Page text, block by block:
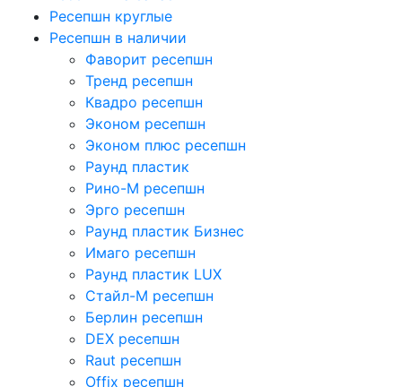
Ресепшн круглые
Ресепшн в наличии
Фаворит ресепшн
Тренд ресепшн
Квадро ресепшн
Эконом ресепшн
Эконом плюс ресепшн
Раунд пластик
Рино-М ресепшн
Эрго ресепшн
Раунд пластик Бизнес
Имаго ресепшн
Раунд пластик LUX
Стайл-М ресепшн
Берлин ресепшн
DEX ресепшн
Raut ресепшн
Offix ресепшн